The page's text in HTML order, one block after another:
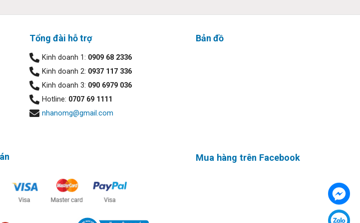
dual-port GbE NIC; Intel® I350-T4 4-port
X550-T2
Type-A 10Gbps signaling rate; 2
A 5Gbps signaling rate; 2 SuperSpeed
Type-A 5Gbps signaling rate, 1 serial;
Tổng đài hỗ trợ
Kinh doanh 1: 0909 68 2336
Kinh doanh 2: 0937 117 336
Kinh doanh 3: 090 6979 036
Hotline: 0707 69 1111
nhanomg@gmail.com
Bản đồ
Mua hàng trên Facebook